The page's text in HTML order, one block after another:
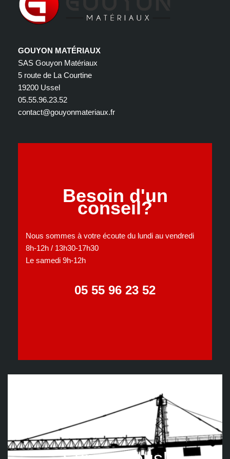
GOUYON MATÉRIAUX
SAS Gouyon Matériaux
5 route de La Courtine
19200 Ussel
05.55.96.23.52
contact@gouyonmateriaux.fr
Besoin d'un
conseil?
Nous sommes à votre écoute du lundi au vendredi
8h-12h / 13h30-17h30
Le samedi 9h-12h
05 55 96 23 52